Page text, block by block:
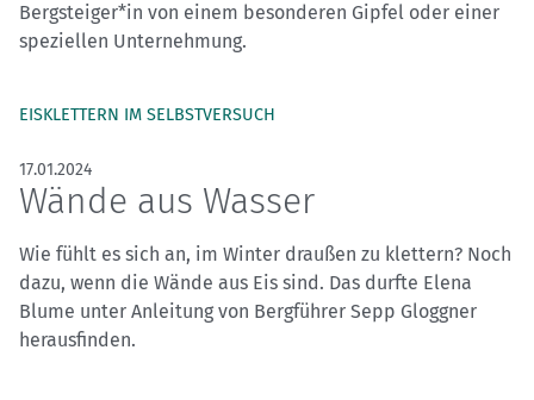
Bergsteiger*in von einem besonderen Gipfel oder einer
speziellen Unternehmung.
EISKLETTERN IM SELBSTVERSUCH
17.01.2024
Wände aus Wasser
Wie fühlt es sich an, im Winter draußen zu klettern? Noch
dazu, wenn die Wände aus Eis sind. Das durfte Elena
Blume unter Anleitung von Bergführer Sepp Gloggner
herausfinden.